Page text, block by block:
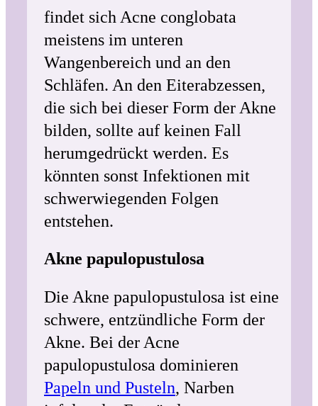
findet sich Acne conglobata
meistens im unteren
Wangenbereich und an den
Schläfen. An den Eiterabzessen,
die sich bei dieser Form der Akne
bilden, sollte auf keinen Fall
herumgedrückt werden. Es
könnten sonst Infektionen mit
schwerwiegenden Folgen
entstehen.
Akne papulopustulosa
Die Akne papulopustulosa ist eine
schwere, entzündliche Form der
Akne. Bei der Acne
papulopustulosa dominieren
Papeln und Pusteln, Narben